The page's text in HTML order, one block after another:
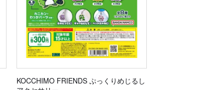
KOCCHIMO FRIENDS ぷっくりめじるし